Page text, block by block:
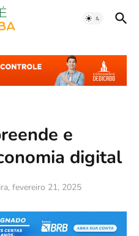
e
digital
fevereiro 21, 2025